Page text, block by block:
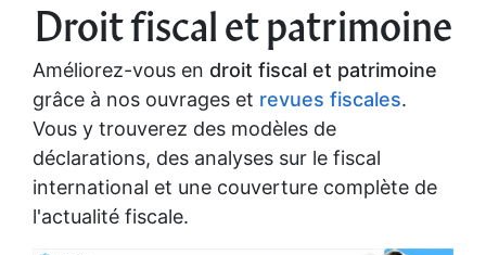
Droit fiscal et patrimoine
Améliorez-vous en droit fiscal et patrimoine
grâce à nos ouvrages et revues fiscales.
Vous y trouverez des modèles de
déclarations, des analyses sur le fiscal
international et une couverture complète de
l'actualité fiscale.